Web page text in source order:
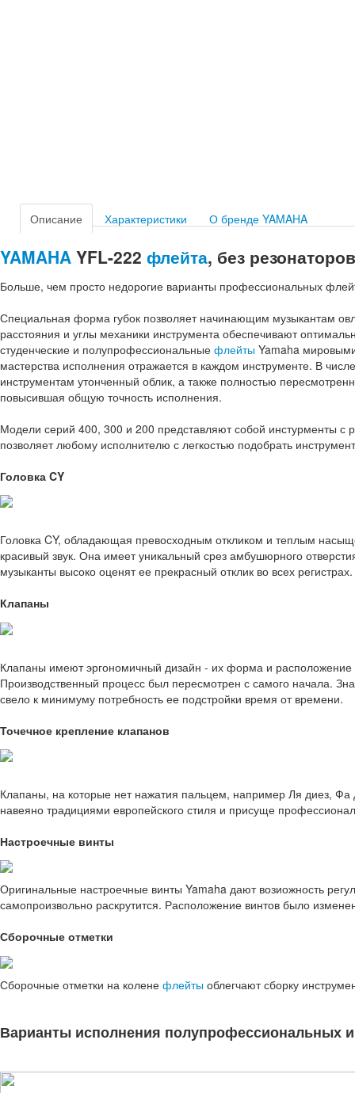
Описание Характеристики О бренде YAMAHA
YAMAHA YFL-222 флейта, без
Больше, чем просто недорогие варианты профессиональных
Специальная форма губок позволяет начинающим музыкантам
расстояния и углы механики инструмента обеспечивают
студенческие и полупрофессиональные флейты Yamaha
мастерства исполнения отражается в каждом инструменте. В
инструментам утонченный облик, а также полностью
повысившая общую точность исполнения.
Модели серий 400, 300 и 200 представляют собой инстурменты
позволяет любому исполнителю с легкостью подобрать
Головка CY
Головка CY, обладающая превосходным откликом и теплым
красивый звук. Она имеет уникальный срез амбушюрного
музыканты высоко оценят ее прекрасный отклик во всех регистрах.
Клапаны
Клапаны имеют эргономичный дизайн - их форма и
Производственный процесс был пересмотрен с самого начала.
свело к минимуму потребность ее подстройки время от времени.
Точечное крепление клапанов
Клапаны, на которые нет нажатия пальцем, например Ля диез,
навеяно традициями европейского стиля и присуще
Настроечные винты
Оригинальные настроечные винты Yamaha дают возиожность
самопроизвольно раскрутится. Расположение винтов было
Сборочные отметки
Сборочные отметки на колене флейты облегчают сборку
Варианты исполнения полупрофессиональных